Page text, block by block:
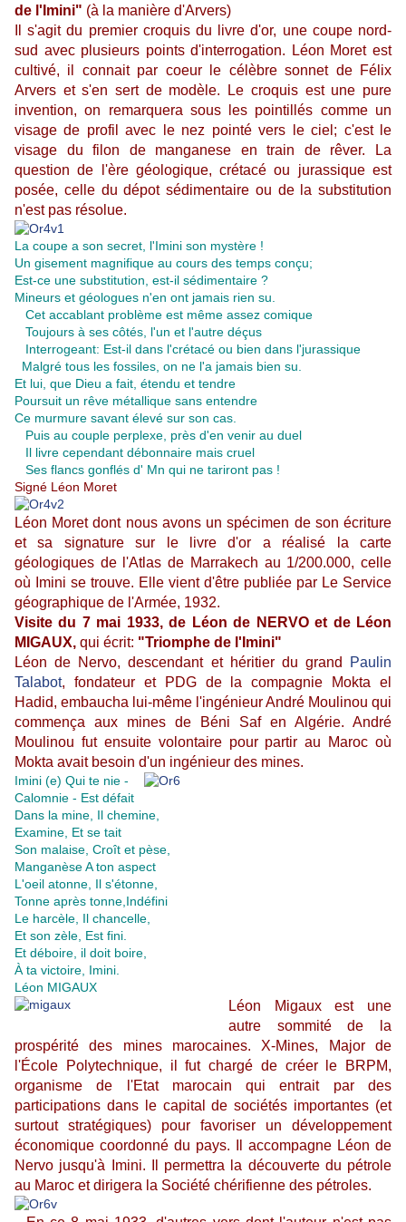
de l'Imini" (à la manière d'Arvers)
Il s'agit du premier croquis du livre d'or, une coupe nord-
sud avec plusieurs points d'interrogation. Léon Moret est
cultivé, il connait par coeur le célèbre sonnet de Félix
Arvers et s'en sert de modèle. Le croquis est une pure
invention, on remarquera sous les pointillés comme un
visage de profil avec le nez pointé vers le ciel; c'est le
visage du filon de manganese en train de rêver. La
question de l'ère géologique, crétacé ou jurassique est
posée, celle du dépot sédimentaire ou de la substitution
n'est pas résolue.
La coupe a son secret, l'Imini son mystère !
Un gisement magnifique au cours des temps conçu;
Est-ce une substitution, est-il sédimentaire ?
Mineurs et géologues n'en ont jamais rien su.
Cet accablant problème est même assez comique
Toujours à ses côtés, l'un et l'autre déçus
Interrogeant: Est-il dans l'crétacé ou bien dans l'jurassique
Malgré tous les fossiles, on ne l'a jamais bien su.
Et lui, que Dieu a fait, étendu et tendre
Poursuit un rêve métallique sans entendre
Ce murmure savant élevé sur son cas.
Puis au couple perplexe, près d'en venir au duel
Il livre cependant débonnaire mais cruel
Ses flancs gonflés d' Mn qui ne tariront pas !
Signé Léon Moret
Léon Moret dont nous avons un spécimen de son écriture
et sa signature sur le livre d'or a réalisé la carte
géologiques de l'Atlas de Marrakech au 1/200.000, celle
où Imini se trouve. Elle vient d'être publiée par Le Service
géographique de l'Armée, 1932.
Visite du 7 mai 1933, de Léon de NERVO et de Léon
MIGAUX, qui écrit: "Triomphe de l'Imini"
Léon de Nervo, descendant et héritier du grand
Paulin
Talabot, fondateur et PDG de la compagnie Mokta el
Hadid, embaucha lui-même l'ingénieur André Moulinou qui
commença aux mines de Béni Saf en Algérie. André
Moulinou fut ensuite volontaire pour partir au Maroc où
Mokta avait besoin d'un ingénieur des mines.
Imini (e) Qui te nie -
Calomnie - Est défait
Dans la mine, Il chemine,
Examine, Et se tait
Son malaise, Croît et pèse,
Manganèse A ton aspect
L'oeil atonne, Il s'étonne,
Tonne après tonne,Indéfini
Le harcèle, Il chancelle,
Et son zèle, Est fini.
Et déboire, il doit boire,
À ta victoire, Imini.
Léon MIGAUX
Léon Migaux est une
autre sommité de la
prospérité des mines marocaines. X-Mines, Major de
l'École Polytechnique, il fut chargé de créer le BRPM,
organisme de l'Etat marocain qui entrait par des
participations dans le capital de sociétés importantes (et
surtout stratégiques) pour favoriser un développement
économique coordonné du pays. Il accompagne Léon de
Nervo jusqu'à Imini. Il permettra la découverte du pétrole
au Maroc et dirigera la Société chérifienne des pétroles.